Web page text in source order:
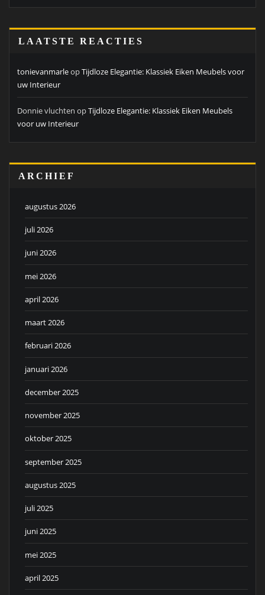
LAATSTE REACTIES
tonievanmarleopTijdloze Elegantie: Klassiek Eiken Meubels voor
uw Interieur
Donnie vluchten opTijdloze Elegantie: Klassiek Eiken Meubels
voor uw Interieur
ARCHIEF
augustus 2026
juli 2026
juni 2026
mei 2026
april 2026
maart 2026
februari 2026
januari 2026
december 2025
november 2025
oktober 2025
september 2025
augustus 2025
juli 2025
juni 2025
mei 2025
april 2025